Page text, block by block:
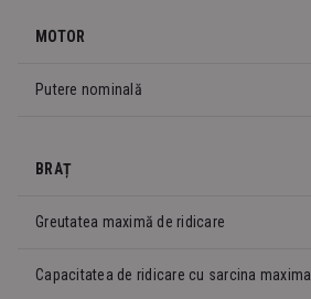
MOTOR
Putere nominală
BRAȚ
Greutatea maximă de ridicare
Capacitatea de ridicare cu sarcina maxima